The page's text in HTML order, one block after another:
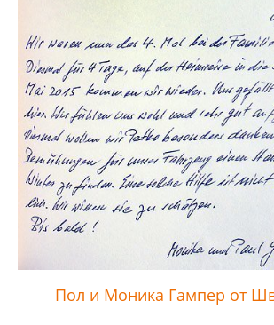
Пол и Моника Гампер от